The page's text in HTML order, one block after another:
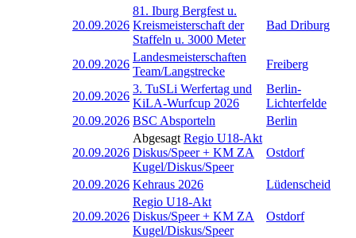
20.09.2026
81. Iburg Bergfest u.
Kreismeisterschaft der
Staffeln u. 3000 Meter
Bad Driburg
20.09.2026
Landesmeisterschaften
Team/Langstrecke
Freiberg
20.09.2026
3. TuSLi Werfertag und
KiLA-Wurfcup 2026
Berlin-
Lichterfelde
20.09.2026 BSC Absporteln Berlin
20.09.2026
Abgesagt Regio U18-Akt
Diskus/Speer + KM ZA
Kugel/Diskus/Speer
Ostdorf
20.09.2026 Kehraus 2026 Lüdenscheid
20.09.2026
Regio U18-Akt
Diskus/Speer + KM ZA
Kugel/Diskus/Speer
Ostdorf